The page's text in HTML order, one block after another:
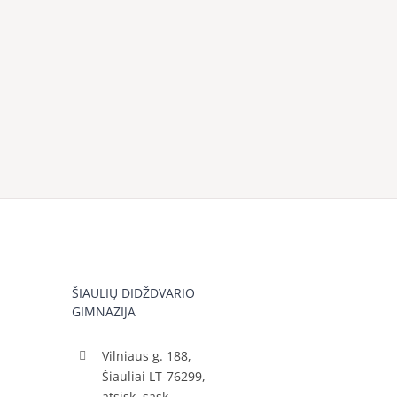
ŠIAULIŲ DIDŽDVARIO
GIMNAZIJA
Vilniaus g. 188,
Šiauliai LT-76299,